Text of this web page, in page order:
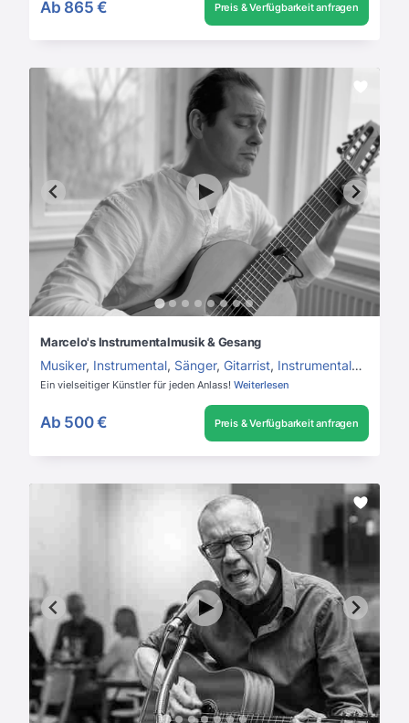
Ab 865 € Preis & Verfügbarkeit anfragen
Marcelo's Instrumentalmusik & Gesang
Musiker, Instrumental, Sänger, Gitarrist, Instrumentalmusik
Ein vielseitiger Künstler für jeden Anlass! Weiterlesen
Ab 500 € Preis & Verfügbarkeit anfragen